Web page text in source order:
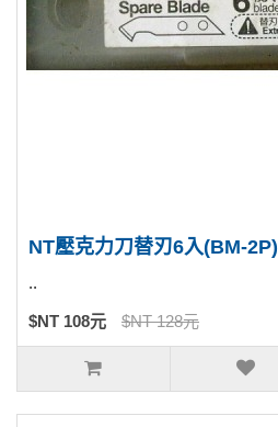
NT壓克力刀替刃6入(BM-2P)
..
$NT 108元 $NT 128元